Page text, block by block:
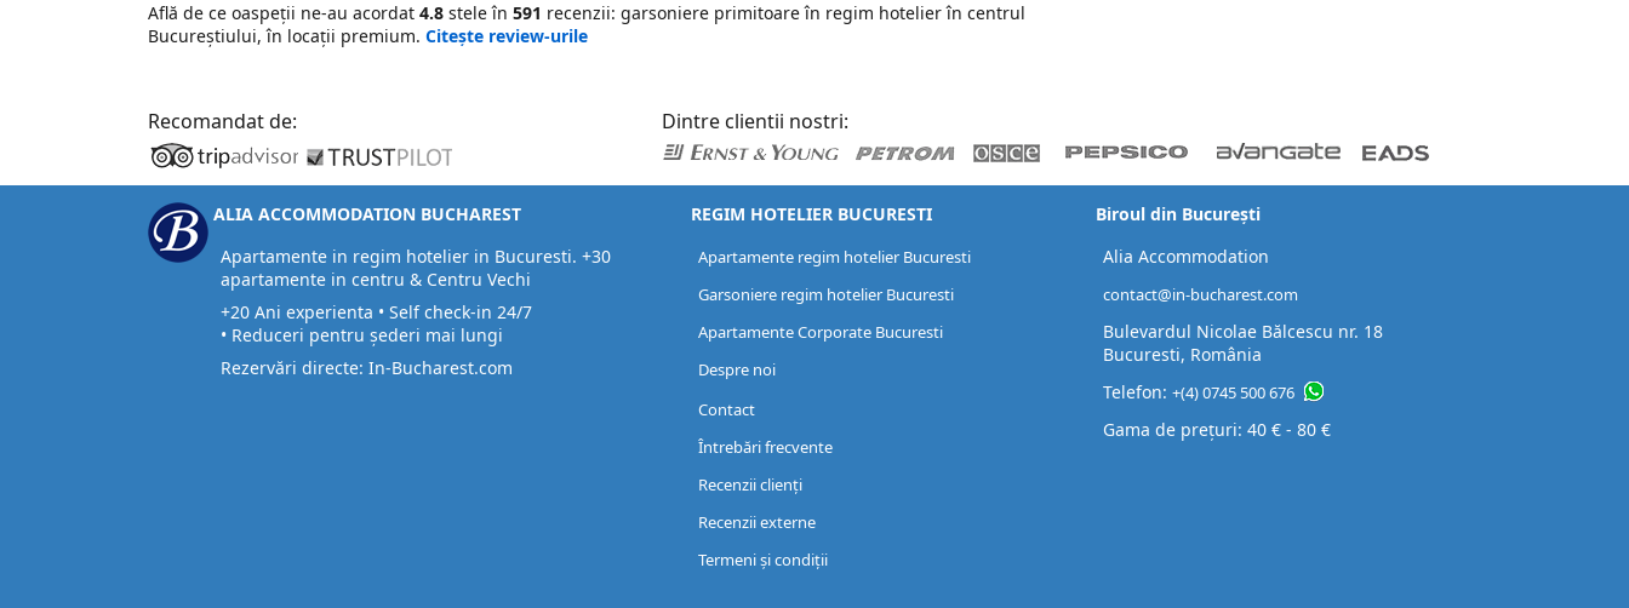
Află de ce oaspeții ne-au acordat 4.8 stele în 591 recenzii: garsoniere primitoare în regim hotelier în centrul
Bucureștiului, în locații premium. Citește review-urile
Recomandat de: Dintre clientii nostri:
ALIA ACCOMMODATION BUCHAREST
Apartamente in regim hotelier in Bucuresti. +30
apartamente in centru & Centru Vechi
+20 Ani experienta • Self check-in 24/7
• Reduceri pentru șederi mai lungi
Rezervări directe: In-Bucharest.com
REGIM HOTELIER BUCURESTI
Apartamente regim hotelier Bucuresti
Garsoniere regim hotelier Bucuresti
Apartamente Corporate Bucuresti
Despre noi
Contact
Întrebări frecvente
Recenzii clienți
Recenzii externe
Termeni și condiții
Biroul din București
Alia Accommodation
contact@in-bucharest.com
Bulevardul Nicolae Bălcescu nr. 18
Bucuresti, România
Telefon: +(4) 0745 500 676
Gama de prețuri: 40 € - 80 €